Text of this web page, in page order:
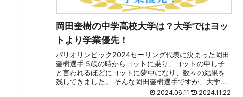
岡田奎樹の中学高校大学は？大学ではヨッ
トより学業優先！
パリオリンピック2024セーリング代表に決まった岡田
奎樹選手 5歳の時からヨットに乗り、ヨットの申し子
と言われるほどにヨットに夢中になり、数々の結果を
残してきました。 そんな岡田奎樹選手ですが、大学で
は、練習より学業を優先していたそうです。...
2024.06.11 2024.11.22